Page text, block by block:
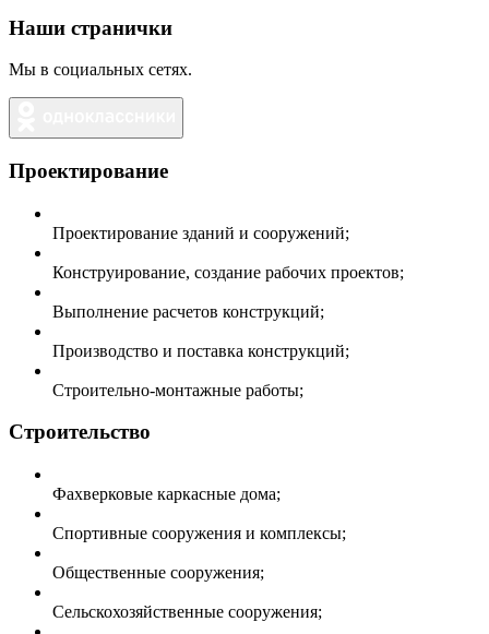
Наши странички
Мы в социальных сетях.
Проектирование
Проектирование зданий и сооружений;
Конструирование, создание рабочих проектов;
Выполнение расчетов конструкций;
Производство и поставка конструкций;
Строительно-монтажные работы;
Строительство
Фахверковые каркасные дома;
Спортивные сооружения и комплексы;
Общественные сооружения;
Сельскохозяйственные сооружения;